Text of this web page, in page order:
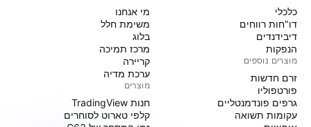
כלכלי
דו"חות רווחים
דיבידנדים
הנפקות
מוצרים נוספים
זרם חדשות
פורטפוליו
גרפים פונדמנטליים
עקומות תשואה
מי אנחנו
משימת חלל
בלוג
מרכז תמיכה
קריירה
ערכת מדיה
מוצרים
חנות TradingView
קלפי טארוט לסוחרים